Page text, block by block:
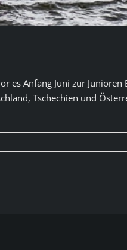
es Anfang Juni zur Junioren
Tschechien und